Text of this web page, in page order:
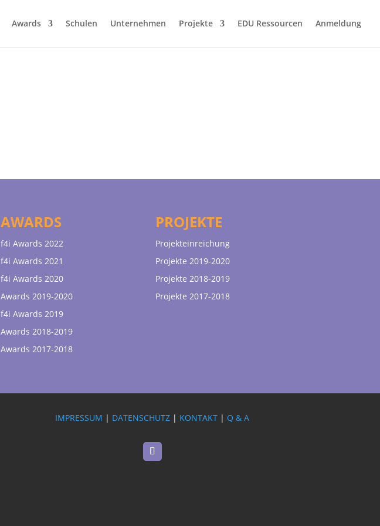
Awards Schulen Unternehmen Projekte EDU Ressourcen Anmeldung
AWARDS
f4i Awards 2022
f4i Awards 2021
f4i Awards 2020
Awards 2019-2020
f4i Awards 2019
Awards 2018-2019
Awards 2017-2018
PROJEKTE
Projekteinreichung
Projekte 2019-2020
Projekte 2018-2019
Projekte 2017-2018
IMPRESSUM | DATENSCHUTZ | KONTAKT | Q & A